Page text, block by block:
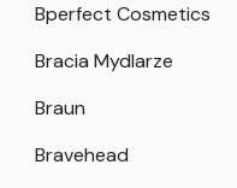
Bperfect Cosmetics
Bracia Mydlarze
Braun
Bravehead